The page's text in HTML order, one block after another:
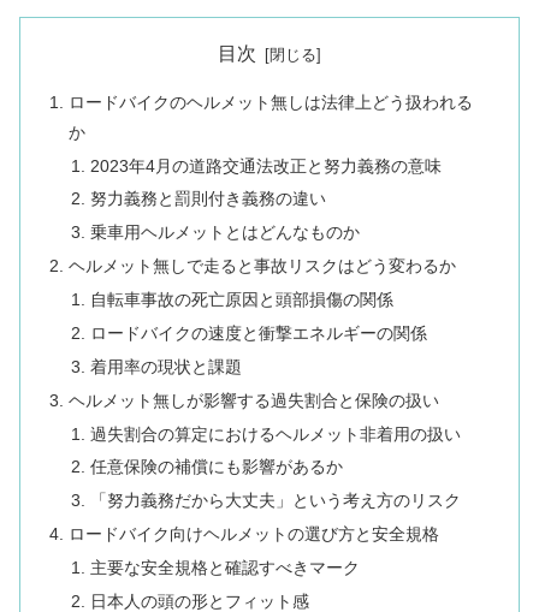
目次
ロードバイクのヘルメット無しは法律上どう扱われる
か
2023年4月の道路交通法改正と努力義務の意味
努力義務と罰則付き義務の違い
乗車用ヘルメットとはどんなものか
ヘルメット無しで走ると事故リスクはどう変わるか
自転車事故の死亡原因と頭部損傷の関係
ロードバイクの速度と衝撃エネルギーの関係
着用率の現状と課題
ヘルメット無しが影響する過失割合と保険の扱い
過失割合の算定におけるヘルメット非着用の扱い
任意保険の補償にも影響があるか
「努力義務だから大丈夫」という考え方のリスク
ロードバイク向けヘルメットの選び方と安全規格
主要な安全規格と確認すべきマーク
日本人の頭の形とフィット感